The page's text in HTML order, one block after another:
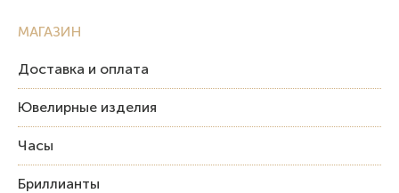
МАГАЗИН
Доставка и оплата
Ювелирные изделия
Часы
Бриллианты